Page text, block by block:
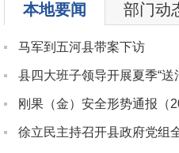
本地要闻 部门动
马军到五河县带案下访
县四大班子领导开展夏季“送
刚果（金）安全形势通报（
徐立民主持召开县政府党组
政务微信
政务微博